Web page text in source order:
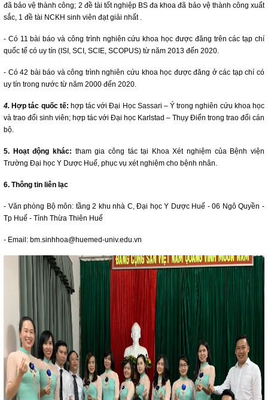
đã bảo vệ thành công; 2 đề tài tốt nghiệp BS đa khoa đã bảo vệ thành công xuất
sắc, 1 đề tài NCKH sinh viên đạt giải nhất .
- Có 11 bài báo và công trình nghiên cứu khoa học được đăng trên các tạp chí
quốc tế có uy tín (ISI, SCI, SCIE, SCOPUS) từ năm 2013 đến 2020.
- Có 42 bài báo và công trình nghiên cứu khoa học được đăng ở các tạp chí có
uy tín trong nước từ năm 2000 đến 2020.
4. Hợp tác quốc tế: hợp tác với Đại Học Sassari – Ý trong nghiên cứu khoa học
và trao đổi sinh viên; hợp tác với Đại học Karlstad – Thụy Điển trong trao đổi cán
bộ.
5. Hoạt động khác: tham gia công tác tại Khoa Xét nghiệm của Bệnh viện
Trường Đại học Y Dược Huế, phục vụ xét nghiệm cho bệnh nhân.
6. Thông tin liên lạc
- Văn phòng Bộ môn: tầng 2 khu nhà C, Đại học Y Dược Huế - 06 Ngô Quyền -
Tp Huế - Tỉnh Thừa Thiên Huế
- Email: bm.sinhhoa@huemed-univ.edu.vn